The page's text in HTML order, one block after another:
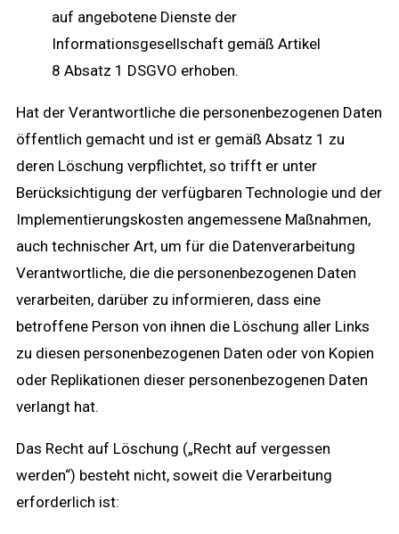
auf angebotene Dienste der
Informationsgesellschaft gemäß Artikel
8 Absatz 1 DSGVO erhoben.
Hat der Verantwortliche die personenbezogenen Daten
öffentlich gemacht und ist er gemäß Absatz 1 zu
deren Löschung verpflichtet, so trifft er unter
Berücksichtigung der verfügbaren Technologie und der
Implementierungskosten angemessene Maßnahmen,
auch technischer Art, um für die Datenverarbeitung
Verantwortliche, die die personenbezogenen Daten
verarbeiten, darüber zu informieren, dass eine
betroffene Person von ihnen die Löschung aller Links
zu diesen personenbezogenen Daten oder von Kopien
oder Replikationen dieser personenbezogenen Daten
verlangt hat.
Das Recht auf Löschung („Recht auf vergessen
werden“) besteht nicht, soweit die Verarbeitung
erforderlich ist: